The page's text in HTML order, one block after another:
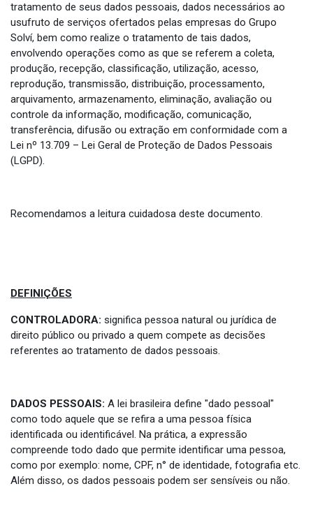
tratamento de seus dados pessoais, dados necessários ao
usufruto de serviços ofertados pelas empresas do Grupo
Solví, bem como realize o tratamento de tais dados,
envolvendo operações como as que se referem a coleta,
produção, recepção, classificação, utilização, acesso,
reprodução, transmissão, distribuição, processamento,
arquivamento, armazenamento, eliminação, avaliação ou
controle da informação, modificação, comunicação,
transferência, difusão ou extração em conformidade com a
Lei nº 13.709 – Lei Geral de Proteção de Dados Pessoais
(LGPD).
Recomendamos a leitura cuidadosa deste documento.
DEFINIÇÕES
CONTROLADORA: significa pessoa natural ou jurídica de
direito público ou privado a quem compete as decisões
referentes ao tratamento de dados pessoais.
DADOS PESSOAIS: A lei brasileira define "dado pessoal"
como todo aquele que se refira a uma pessoa física
identificada ou identificável. Na prática, a expressão
compreende todo dado que permite identificar uma pessoa,
como por exemplo: nome, CPF, n° de identidade, fotografia etc.
Além disso, os dados pessoais podem ser sensíveis ou não.